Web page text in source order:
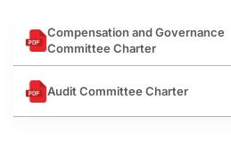
Compensation and Governance
Committee Charter
Audit Committee Charter